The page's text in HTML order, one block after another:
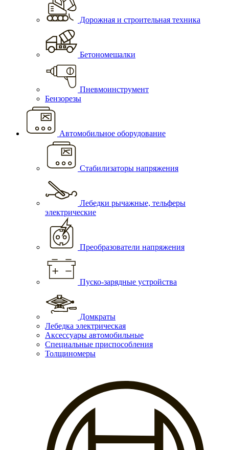
Дорожная и строительная техника
Бетономешалки
Пневмоинструмент
Бензорезы
Автомобильное оборудование
Стабилизаторы напряжения
Лебедки рычажные, тельферы
электрические
Преобразователи напряжения
Пуско-зарядные устройства
Домкраты
Лебедка электрическая
Аксессуары автомобильные
Специальные приспособления
Толщиномеры